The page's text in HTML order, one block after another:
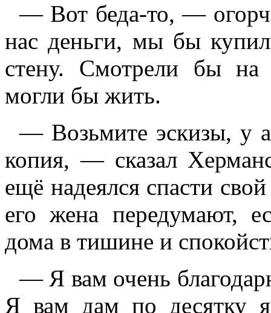
— Вот беда-то, —
нас деньги, мы бы
стену. Смотрели бы
могли бы жить.
— Возьмите эскизы, у
копия, — сказал
ещё надеялся спасти
его жена передумают,
дома в тишине и
— Я вам очень
Я вам дам по десятку